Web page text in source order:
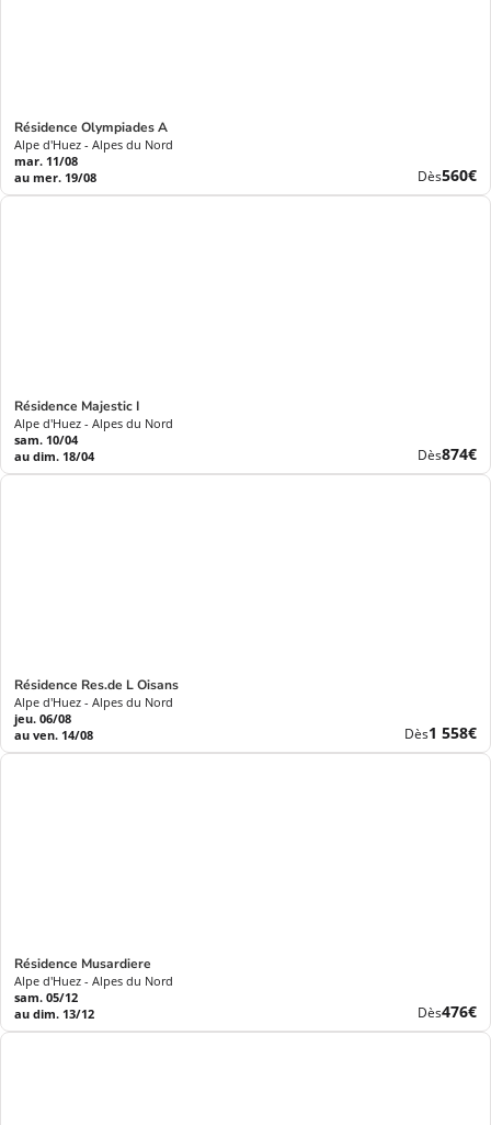
Résidence Olympiades A
Alpe d'Huez - Alpes du Nord
mar. 11/08
au mer. 19/08
Dès
prix
560€
Résidence Majestic I
Alpe d'Huez - Alpes du Nord
sam. 10/04
au dim. 18/04
Dès
prix
874€
Résidence Res.de L Oisans
Alpe d'Huez - Alpes du Nord
jeu. 06/08
au ven. 14/08
Dès
prix
1 558€
Résidence Musardiere
Alpe d'Huez - Alpes du Nord
sam. 05/12
au dim. 13/12
Dès
prix
476€